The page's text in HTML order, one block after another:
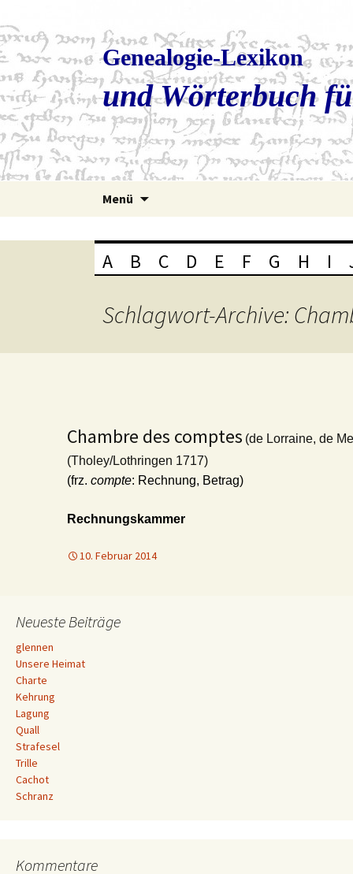
Genealogie-Lexikon
und Wörterbuch
Menü
A B C D E F G H I
Schlagwort-Archive:
Chambre des comptes (de Lorraine, de
(Tholey/Lothringen 1717)
(frz. compte: Rechnung, Betrag)
Rechnungskammer
10. Februar 2014
Neueste Beiträge
glennen
Unsere Heimat
Charte
Kehrung
Lagung
Quall
Strafesel
Trille
Cachot
Schranz
Kommentare